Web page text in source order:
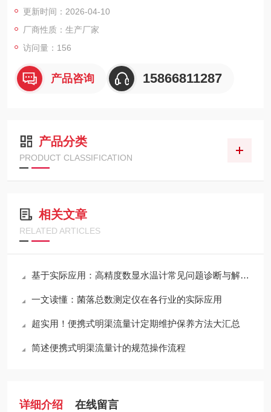
池，适用于现场及实验室环境。
更新时间：2026-04-10
厂商性质：生产厂家
访问量：156
产品咨询 15866811287
产品分类
PRODUCT CLASSIFICATION
相关文章
RELATED ARTICLES
基于实际应用：高精度数显水温计常见问题诊断与解决策略
一文读懂：菌落总数测定仪在各行业的实际应用
超实用！便携式明渠流量计定期维护保养方法大汇总
简述便携式明渠流量计的规范操作流程
详细介绍 在线留言